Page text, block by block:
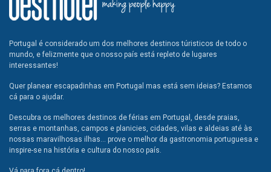
Portugal é considerado um dos melhores destinos túristicos de todo o
mundo, e felizmente que o nosso país está repleto de lugares
interessantes!
Quer planear escapadinhas em Portugal mas está sem ideias? Estamos
cá para o ajudar.
Descubra os melhores destinos de férias em Portugal, desde praias,
serras e montanhas, campos e planicies, cidades, vilas e aldeias até às
nossas maravilhosas ilhas... prove o melhor da gastronomia portuguesa e
inspire-se na história e cultura do nosso país.